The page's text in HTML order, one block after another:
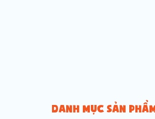
DANH MỤC SẢN PHẨM